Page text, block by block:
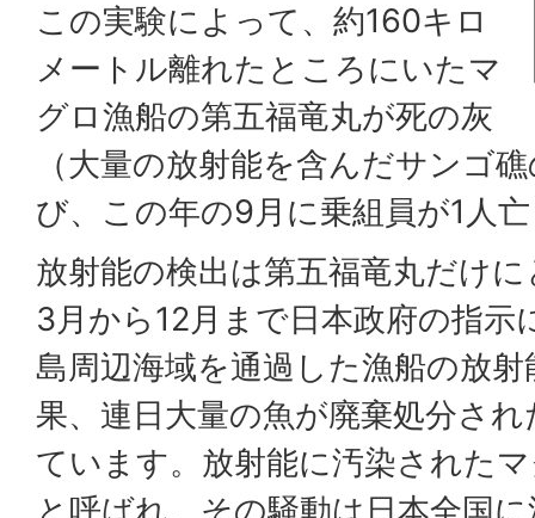
この実験によって、約160キロ
メートル離れたところにいたマ
グロ漁船の第五福竜丸が死の灰
（大量の放射能を含んだサンゴ
び、この年の9月に乗組員が1人
放射能の検出は第五福竜丸だけ
3月から12月まで日本政府の指示
島周辺海域を通過した漁船の放
果、連日大量の魚が廃棄処分さ
ています。放射能に汚染された